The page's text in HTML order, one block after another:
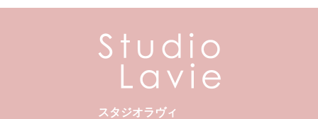
スタジオラヴィ